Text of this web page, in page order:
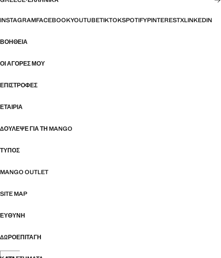
INSTAGRAMFACEBOOKYOUTUBETIKTOKSPOTIFYPINTERESTXLINKEDIN
ΒΟΉΘΕΙΑ
ΟΙ ΑΓΟΡΈΣ ΜΟΥ
ΕΠΙΣΤΡΟΦΈΣ
ΕΤΑΙΡΊΑ
ΔΟΎΛΕΨΕ ΓΙΑ ΤΗ MANGO
ΤΎΠΟΣ
MANGO OUTLET
SITE MAP
ΕΥΘΥΝΗ
ΔΩΡΟΕΠΙΤΑΓΉ